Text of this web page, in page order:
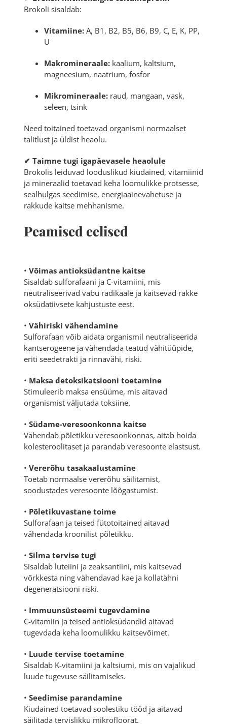
Brokoli sisaldab:
Vitamiine:A, B1, B2, B5, B6, B9, C, E, K, PP,
U
Makromineraale:kaalium, kaltsium,
magneesium, naatrium, fosfor
Mikromineraale:raud, mangaan, vask,
seleen, tsink
Need toitained toetavad organismi normaalset
talitlust ja üldist heaolu.
✔ Taimne tugi igapäevasele heaolule
Brokolis leiduvad looduslikud kiudained, vitamiinid
ja mineraalid toetavad keha loomulikke protsesse,
sealhulgas seedimise, energiaainevahetuse ja
rakkude kaitse mehhanisme.
Peamised eelised
• Võimas antioksüdantne kaitse
Sisaldab sulforafaani ja C-vitamiini, mis
neutraliseerivad vabu radikaale ja kaitsevad rakke
oksüdatiivsete kahjustuste eest.
• Vähiriski vähendamine
Sulforafaan võib aidata organismil neutraliseerida
kantserogeene ja vähendada teatud vähitüüpide,
eriti seedetrakti ja rinnavähi, riski.
• Maksa detoksikatsiooni toetamine
Stimuleerib maksa ensüüme, mis aitavad
organismist väljutada toksiine.
• Südame-veresoonkonna kaitse
Vähendab põletikku veresoonkonnas, aitab hoida
kolesteroolitaset ja parandab veresoonte elastsust.
• Vererõhu tasakaalustamine
Toetab normaalse vererõhu säilitamist,
soodustades veresoonte lõõgastumist.
• Põletikuvastane toime
Sulforafaan ja teised fütotoitained aitavad
vähendada kroonilist põletikku.
• Silma tervise tugi
Sisaldab luteiini ja zeaksantiini, mis kaitsevad
võrkkesta ning vähendavad kae ja kollatähni
degeneratsiooni riski.
• Immuunsüsteemi tugevdamine
C-vitamiin ja teised antioksüdandid aitavad
tugevdada keha loomulikku kaitsevõimet.
• Luude tervise toetamine
Sisaldab K-vitamiini ja kaltsiumi, mis on vajalikud
luude tugevuse säilitamiseks.
• Seedimise parandamine
Kiudained toetavad soolestiku tööd ja aitavad
säilitada tervislikku mikrofloorat.